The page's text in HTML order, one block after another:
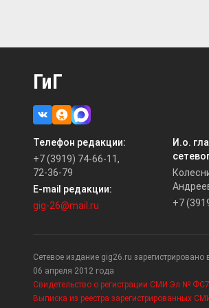
ГиГ
Телефон редакции:
+7 (3919) 74-66-11,
72-36-79
E-mail редакции:
gig-26@mail.ru
И.о.
+7
Сетевое издание gig26.ru
06 апреля 2012 года
Свидетельство о регистрации СМИ Эл №
Выписка из реестра зарегистрированных